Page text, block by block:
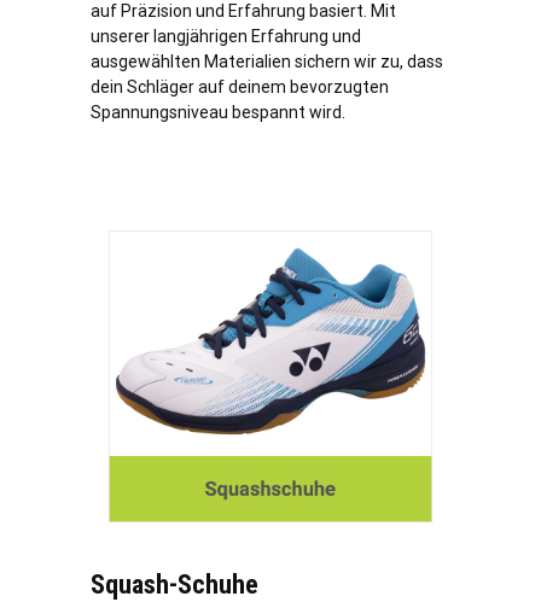
auf Präzision und Erfahrung basiert. Mit
unserer langjährigen Erfahrung und
ausgewählten Materialien sichern wir zu, dass
dein Schläger auf deinem bevorzugten
Spannungsniveau bespannt wird.
Squash-Schuhe